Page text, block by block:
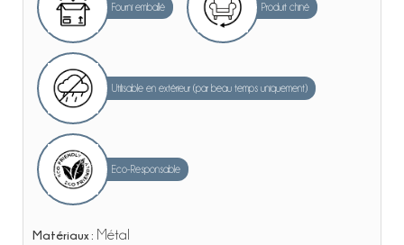
Fourni emballé Produit chiné
Utilisable en extérieur (par beau temps uniquement)
Eco-Responsable
Matériaux : Métal